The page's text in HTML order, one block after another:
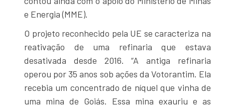
e Energia (MME).
O projeto reconhecido pela UE se caracteriza na
reativação de uma refinaria que estava
desativada desde 2016. “A antiga refinaria
operou por 35 anos sob ações da Votorantim. Ela
recebia um concentrado de níquel que vinha de
uma mina de Goiás. Essa mina exauriu e as